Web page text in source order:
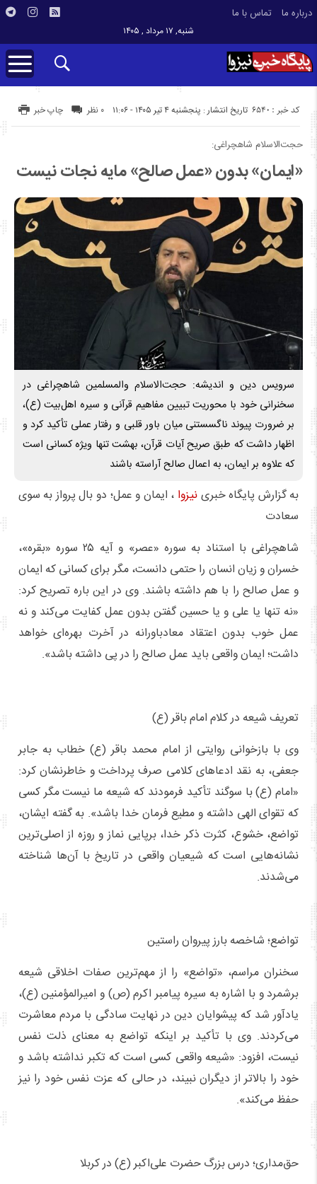
درباره ما تماس با ما
شنبه, ۱۷ مرداد , ۱۴۰۵
تاریخ انتشار : پنجشنبه ۴ تیر ۱۴۰۵ - ۱۱:۰۶ کد خبر : 6540 چاپ خبر ۰ نظر
حجت‌الاسلام شاهچراغی:
«ایمان» بدون «عمل صالح» مایه نجات نیست
سرویس دین و اندیشه: حجت‌الاسلام والمسلمین شاهچراغی در
سخنرانی خود با محوریت تبیین مفاهیم قرآنی و سیره اهل‌بیت (ع)،
بر ضرورت پیوند ناگسستنی میان باور قلبی و رفتار عملی تأکید کرد و
اظهار داشت که طبق صریح آیات قرآن، بهشت تنها ویژه کسانی است
که علاوه بر ایمان، به اعمال صالح آراسته باشند
به گزارش پایگاه خبرینیزوا ، ایمان و عمل؛ دو بال پرواز به سوی
سعادت
شاهچراغی با استناد به سوره «عصر» و آیه ۲۵ سوره «بقره»،
خسران و زیان انسان را حتمی دانست، مگر برای کسانی که ایمان
و عمل صالح را با هم داشته باشند. وی در این باره تصریح کرد:
«نه تنها یا علی و یا حسین گفتن بدون عمل کفایت می‌کند و نه
عمل خوب بدون اعتقاد معادباورانه در آخرت بهره‌ای خواهد
داشت؛ ایمان واقعی باید عمل صالح را در پی داشته باشد».
تعریف شیعه در کلام امام باقر (ع)
وی با بازخوانی روایتی از امام محمد باقر (ع) خطاب به جابر
جعفی، به نقد ادعاهای کلامی صرف پرداخت و خاطرنشان کرد:
«امام (ع) با سوگند تأکید فرمودند که شیعه ما نیست مگر کسی
که تقوای الهی داشته و مطیع فرمان خدا باشد». به گفته ایشان،
تواضع، خشوع، کثرت ذکر خدا، برپایی نماز و روزه از اصلی‌ترین
نشانه‌هایی است که شیعیان واقعی در تاریخ با آن‌ها شناخته
می‌شدند.
تواضع؛ شاخصه بارز پیروان راستین
سخنران مراسم، «تواضع» را از مهم‌ترین صفات اخلاقی شیعه
برشمرد و با اشاره به سیره پیامبر اکرم (ص) و امیرالمؤمنین (ع)،
یادآور شد که پیشوایان دین در نهایت سادگی با مردم معاشرت
می‌کردند. وی با تأکید بر اینکه تواضع به معنای ذلت نفس
نیست، افزود: «شیعه واقعی کسی است که تکبر نداشته باشد و
خود را بالاتر از دیگران نبیند، در حالی که عزت نفس خود را نیز
حفظ می‌کند».
حق‌مداری؛ درس بزرگ حضرت علی‌اکبر (ع) در کربلا